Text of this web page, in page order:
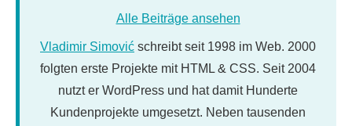
Alle Beiträge ansehen
Vladimir Simović schreibt seit 1998 im Web. 2000
folgten erste Projekte mit HTML & CSS. Seit 2004
nutzt er WordPress und hat damit Hunderte
Kundenprojekte umgesetzt. Neben tausenden